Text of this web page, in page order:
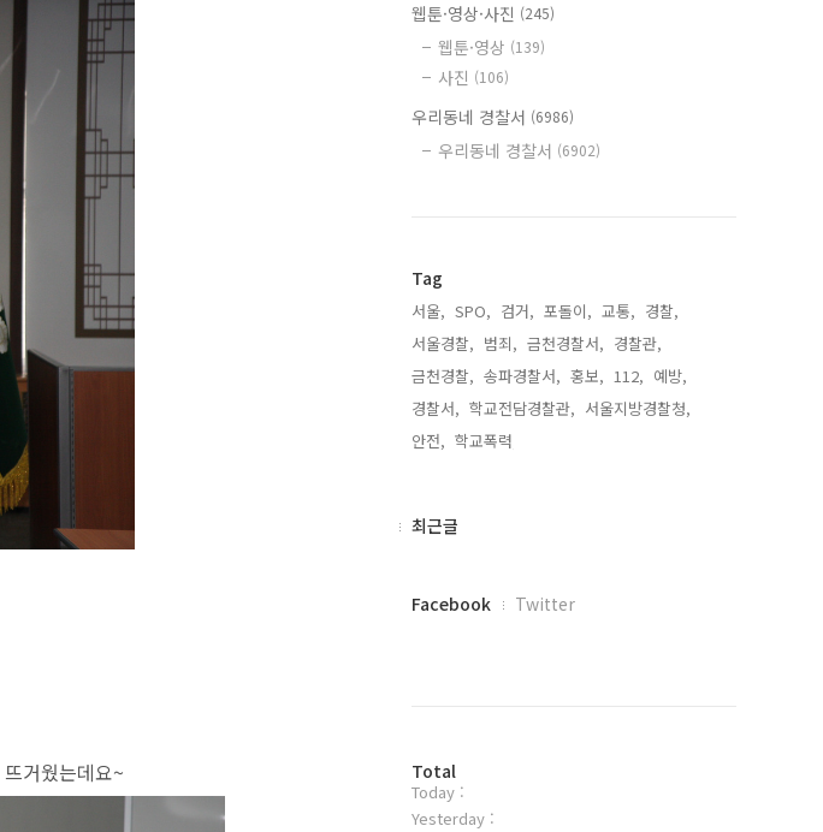
뜨거웠는데요~
웹툰·영상·사진 (245)
웹툰·영상 (139)
사진 (106)
우리동네 경찰서 (6986)
우리동네 경찰서 (6902)
Tag
서울, SPO, 검거, 포돌이, 교통, 경찰,
서울경찰, 범죄, 금천경찰서, 경찰관,
금천경찰, 송파경찰서, 홍보, 112, 예방,
경찰서, 학교전담경찰관, 서울지방경찰청,
안전, 학교폭력,
최
최근글
페
플
러
그
Facebook Twitter
방
문
자
Total
Today :
Yesterday :